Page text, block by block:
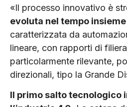
«Il processo innovativo è
evoluta nel tempo
caratterizzata da
lineare, con rapporti di
particolarmente rilevante,
direzionali, tipo la Grande
Il primo salto tecnologico